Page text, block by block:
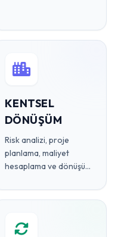
KENTSEL
DÖNÜŞÜM
Risk analizi, proje
planlama, maliyet
hesaplama ve dönüşüm
platform.